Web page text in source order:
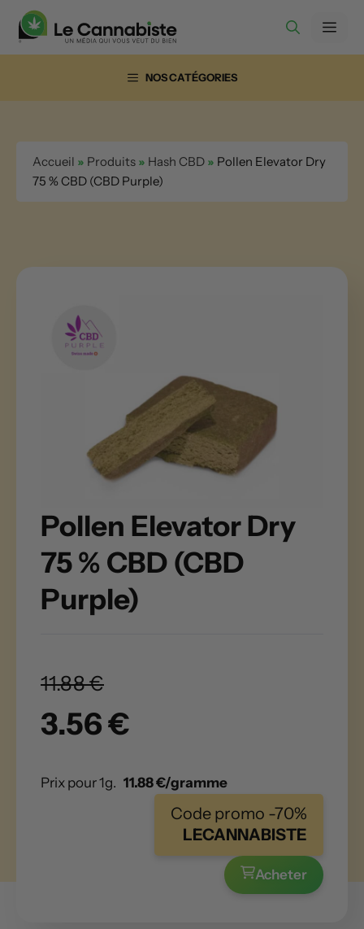
Aller
contenu
NOS CATÉGORIES
Accueil » Produits » Hash CBD » Pollen Elevator Dry
75 % CBD (CBD Purple)
Pollen Elevator Dry
75 % CBD (CBD
Purple)
11.88 €
3.56 €
Prix pour 1g. 11.88 €/gramme
Code promo -70%
LECANNABISTE
Acheter